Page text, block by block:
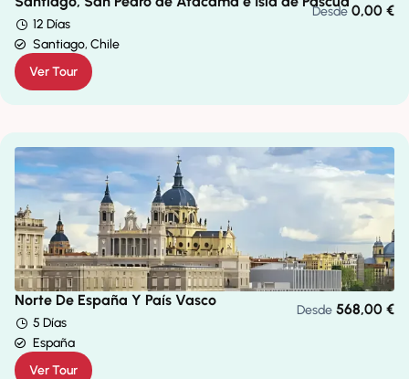
12 Días
Santiago, Chile
Desde 0,00 €
Ver Tour
Norte De España Y País Vasco
5 Días
España
Desde 568,00 €
Ver Tour